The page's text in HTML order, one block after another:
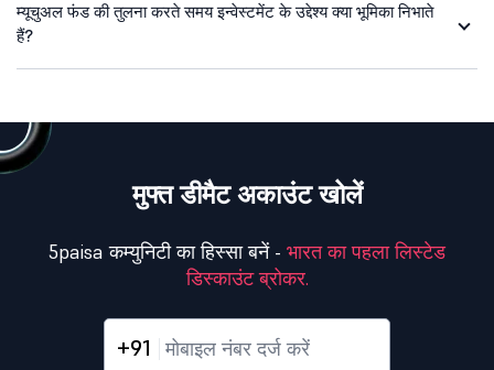
म्यूचुअल फंड की तुलना करते समय इन्वेस्टमेंट के उद्देश्य क्या भूमिका निभाते
हैं?
मुफ्त डीमैट अकाउंट खोलें
5paisa कम्युनिटी का हिस्सा बनें - भारत का पहला लिस्टेड
डिस्काउंट ब्रोकर.
+91